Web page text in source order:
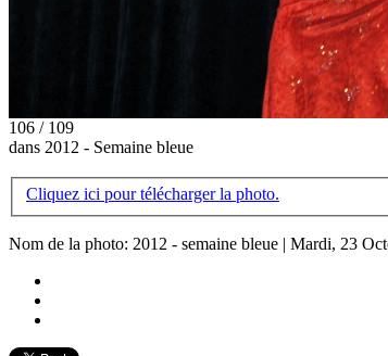
106 / 109
dans 2012 - Semaine bleue
Cliquez ici pour télécharger la photo.
Nom de la photo: 2012 - semaine bleue | Mardi, 23